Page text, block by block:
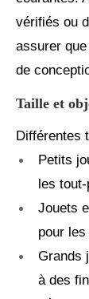
vérifiés ou
assurer
de
Taille et
Différentes
Petits
les
Jouets
pour
Grands
à des